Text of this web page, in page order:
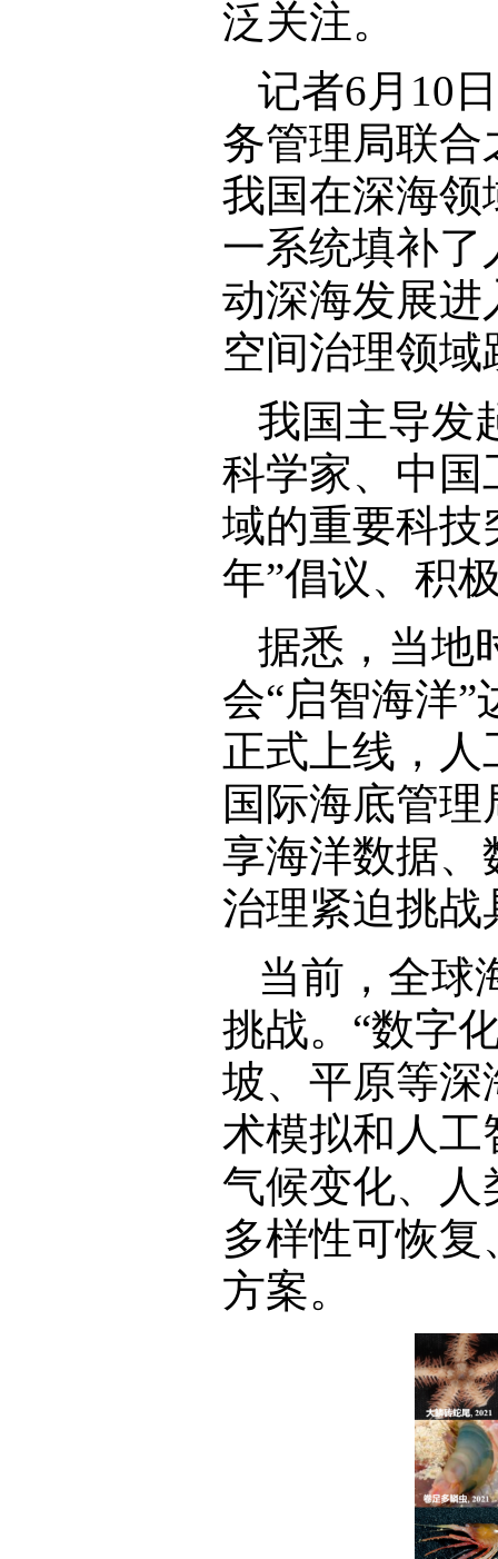
泛关注。
记者6月10
务管理局联
我国在深海领
一系统填补
动深海发展进
空间治理领
我国主导发
科学家、中国
域的重要科技
年”倡议、积
据悉，当地
会“启智海洋
正式上线，
国际海底管
享海洋数据、
治理紧迫挑战
当前，全球
挑战。“数字
坡、平原等深
术模拟和人
气候变化、人
多样性可恢
方案。